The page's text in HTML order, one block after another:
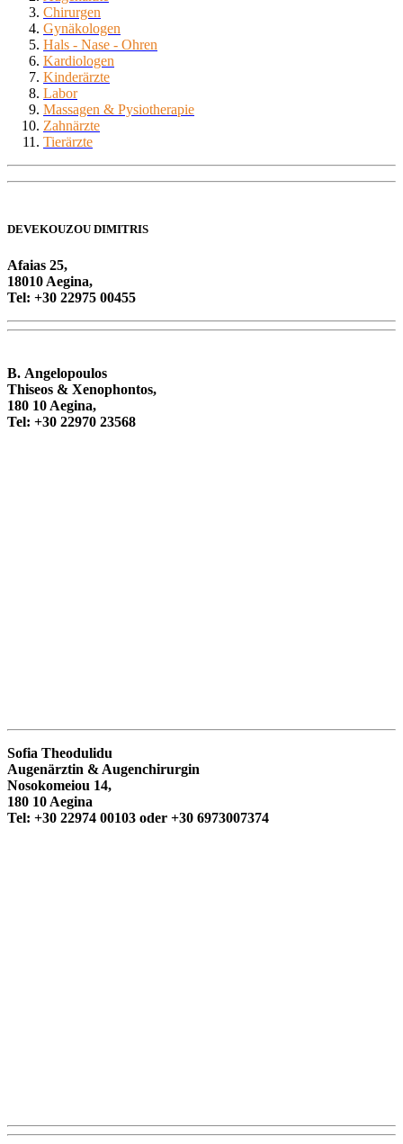
Chirurgen
Gynäkologen
Hals - Nase - Ohren
Kardiologen
Kinderärzte
Labor
Massagen & Pysiotherapie
Zahnärzte
Tierärzte
DEVEKOUZOU DIMITRIS
Afaias 25,
18010 Aegina,
Tel: +30 22975 00455
Β. Angelopoulos
Thiseos & Xenophontos,
180 10 Aegina,
Tel: +30 22970 23568
Sofia Theodulidu
Augenärztin & Augenchirurgin
Nosokomeiou 14,
180 10 Aegina
Tel: +30 22974 00103 oder +30 6973007374